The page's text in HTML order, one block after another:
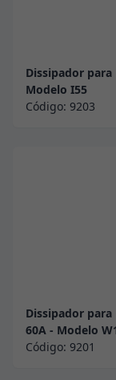
Dissipador para
Modelo I55
Código: 9203
Dissipador para
60A - Modelo
Código: 9201